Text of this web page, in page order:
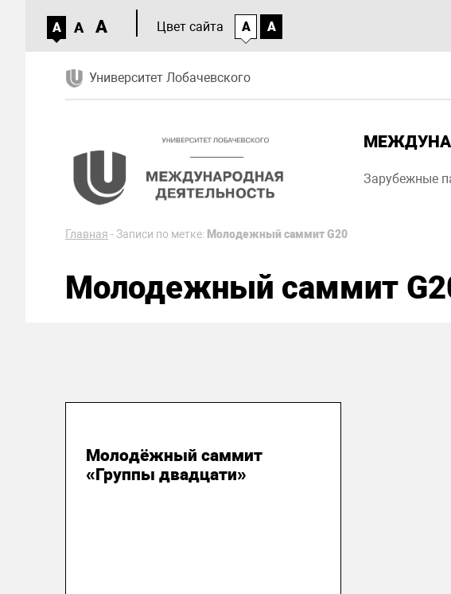
A A A Цвет сайта A A
Университет Лобачевского
Зарубежные
Главная -Записи по метке: Молодежный саммит G20
Молодежный саммит
Молодёжный саммит
«Группы двадцати»